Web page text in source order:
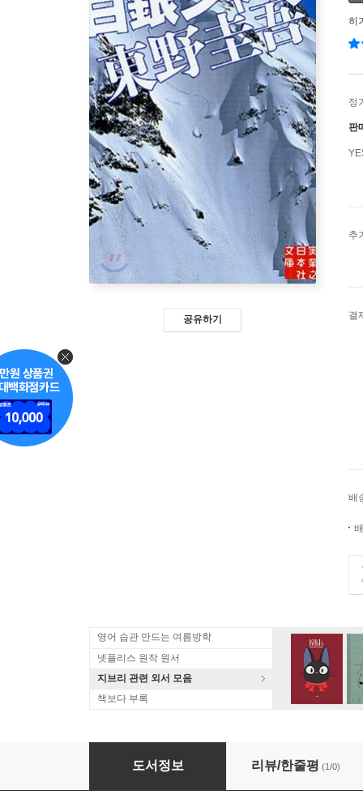
공유하기
히
정
판
추
결
배
영어 습관 만드는 여름방학
넷플리스 원작 원서
지브리 관련 외서 모음
책보다 부록
白銀ジャック
도서정보 리뷰/한줄평 (1/0)